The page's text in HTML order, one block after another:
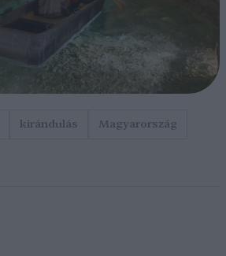
kirándulás
Magyarország